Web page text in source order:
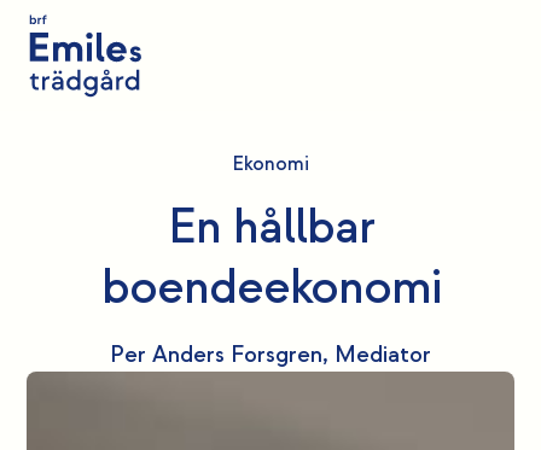
Ekonomi
En hållbar
boendeekonomi
Per Anders Forsgren, Mediator